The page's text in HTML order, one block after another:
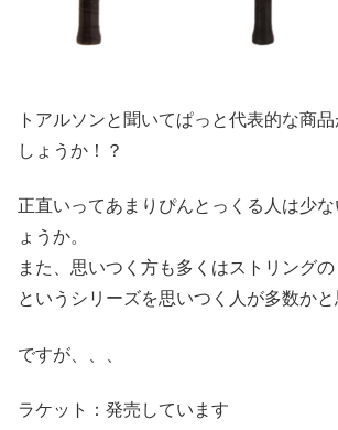
トアルソンと聞いてぱっと代表的な商
しょうか！？
正直いってあまりぴんとっくる人は少
ょうか。
また、思いつく方も多くはストリングの
というシリーズを思いつく人が多数かと
ですが、、、
ラケット：発売しています